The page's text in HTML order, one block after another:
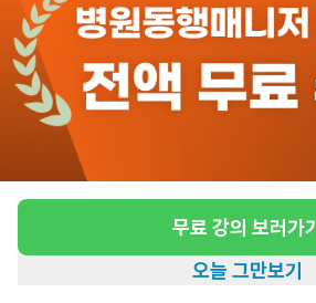
무료 강의 보러가기
오늘 그만보기